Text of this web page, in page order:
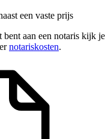
een vaste prijs
aan een notaris kijk je
notariskosten.